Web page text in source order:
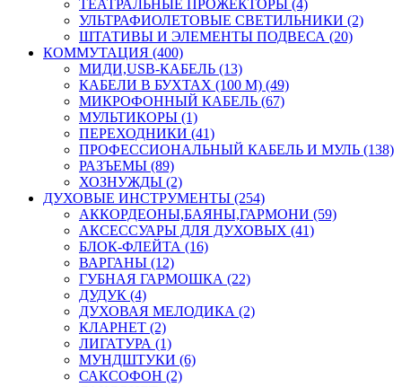
ТЕАТРАЛЬНЫЕ ПРОЖЕКТОРЫ (4)
УЛЬТРАФИОЛЕТОВЫЕ СВЕТИЛЬНИКИ (2)
ШТАТИВЫ И ЭЛЕМЕНТЫ ПОДВЕСА (20)
КОММУТАЦИЯ (400)
МИДИ,USB-КАБЕЛЬ (13)
КАБЕЛИ В БУХТАХ (100 М) (49)
МИКРОФОННЫЙ КАБЕЛЬ (67)
МУЛЬТИКОРЫ (1)
ПЕРЕХОДНИКИ (41)
ПРОФЕССИОНАЛЬНЫЙ КАБЕЛЬ И МУЛЬ (138)
РАЗЪЕМЫ (89)
ХОЗНУЖДЫ (2)
ДУХОВЫЕ ИНСТРУМЕНТЫ (254)
АККОРДЕОНЫ,БАЯНЫ,ГАРМОНИ (59)
АКСЕССУАРЫ ДЛЯ ДУХОВЫХ (41)
БЛОК-ФЛЕЙТА (16)
ВАРГАНЫ (12)
ГУБНАЯ ГАРМОШКА (22)
ДУДУК (4)
ДУХОВАЯ МЕЛОДИКА (2)
КЛАРНЕТ (2)
ЛИГАТУРА (1)
МУНДШТУКИ (6)
САКСОФОН (2)